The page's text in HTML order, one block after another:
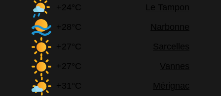
+24°C
Le Tampon
+28°C
Narbonne
+27°C
Sarcelles
+27°C
Vannes
+31°C
Mérignac